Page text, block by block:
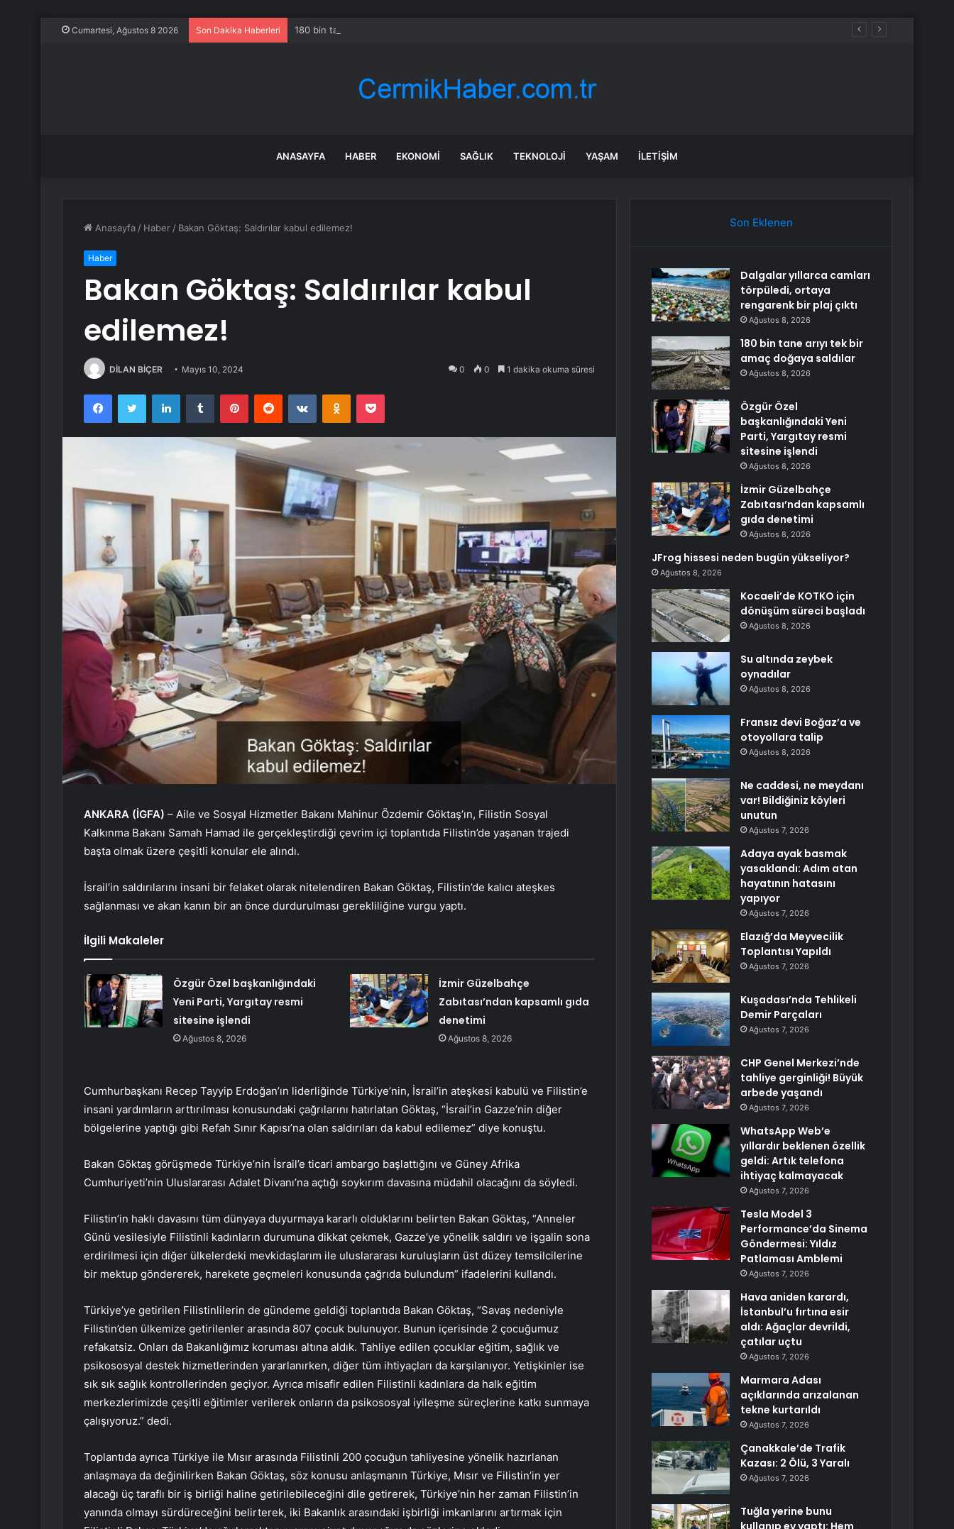
Cumartesi, Ağustos 8 2026 Son Dakika Haberleri 180 bin tane arıyı tek bir amaç doğaya saldılar
ANASAYFA HABER EKONOMI SAĞLIK TEKNOLOJI YAŞAM İLETIŞIM
Anasayfa / Haber / Bakan Göktaş: Saldırılar kabul edilemez!
Haber
Bakan Göktaş: Saldırılar kabul
edilemez!
DİLAN BİÇER Mayıs 10, 2024 0 0 1 dakika okuma süresi
FacebookTwitter LinkedInTumblr PinterestReddit VKontakteOdnoklassniki
Pocket
ANKARA (İGFA) – Aile ve Sosyal Hizmetler Bakanı Mahinur Özdemir Göktaş’ın, Filistin Sosyal
Kalkınma Bakanı Samah Hamad ile gerçekleştirdiği çevrim içi toplantıda Filistin’de yaşanan trajedi
başta olmak üzere çeşitli konular ele alındı.
İsrail’in saldırılarını insani bir felaket olarak nitelendiren Bakan Göktaş, Filistin’de kalıcı ateşkes
sağlanması ve akan kanın bir an önce durdurulması gerekliliğine vurgu yaptı.
İlgili Makaleler
Özgür Özel başkanlığındaki
Yeni Parti, Yargıtay resmi
sitesine işlendi
Ağustos 8, 2026
İzmir Güzelbahçe
Zabıtası’ndan kapsamlı gıda
denetimi
Ağustos 8, 2026
Cumhurbaşkanı Recep Tayyip Erdoğan’ın liderliğinde Türkiye’nin, İsrail’in ateşkesi kabulü ve Filistin’e
insani yardımların arttırılması konusundaki çağrılarını hatırlatan Göktaş, “İsrail’in Gazze’nin diğer
bölgelerine yaptığı gibi Refah Sınır Kapısı’na olan saldırıları da kabul edilemez” diye konuştu.
Bakan Göktaş görüşmede Türkiye’nin İsrail’e ticari ambargo başlattığını ve Güney Afrika
Cumhuriyeti’nin Uluslararası Adalet Divanı’na açtığı soykırım davasına müdahil olacağını da söyledi.
Filistin’in haklı davasını tüm dünyaya duyurmaya kararlı olduklarını belirten Bakan Göktaş, “Anneler
Günü vesilesiyle Filistinli kadınların durumuna dikkat çekmek, Gazze’ye yönelik saldırı ve işgalin sona
erdirilmesi için diğer ülkelerdeki mevkidaşlarım ile uluslararası kuruluşların üst düzey temsilcilerine
bir mektup göndererek, harekete geçmeleri konusunda çağrıda bulundum” ifadelerini kullandı.
Türkiye’ye getirilen Filistinlilerin de gündeme geldiği toplantıda Bakan Göktaş, “Savaş nedeniyle
Filistin’den ülkemize getirilenler arasında 807 çocuk bulunuyor. Bunun içerisinde 2 çocuğumuz
refakatsiz. Onları da Bakanlığımız koruması altına aldık. Tahliye edilen çocuklar eğitim, sağlık ve
psikososyal destek hizmetlerinden yararlanırken, diğer tüm ihtiyaçları da karşılanıyor. Yetişkinler ise
sık sık sağlık kontrollerinden geçiyor. Ayrıca misafir edilen Filistinli kadınlara da halk eğitim
merkezlerimizde çeşitli eğitimler verilerek onların da psikososyal iyileşme süreçlerine katkı sunmaya
çalışıyoruz.” dedi.
Toplantıda ayrıca Türkiye ile Mısır arasında Filistinli 200 çocuğun tahliyesine yönelik hazırlanan
anlaşmaya da değinilirken Bakan Göktaş, söz konusu anlaşmanın Türkiye, Mısır ve Filistin’in yer
alacağı üç taraflı bir iş birliği haline getirilebileceğini dile getirerek, Türkiye’nin her zaman Filistin’in
yanında olmayı sürdüreceğini belirterek, iki Bakanlık arasındaki işbirliği imkanlarını artırmak için
Son Eklenen
Dalgalar yıllarca camları
törpüledi, ortaya
rengarenk bir plaj çıktı
Ağustos 8, 2026
180 bin tane arıyı tek bir
amaç doğaya saldılar
Ağustos 8, 2026
Özgür Özel
başkanlığındaki Yeni
Parti, Yargıtay resmi
sitesine işlendi
Ağustos 8, 2026
İzmir Güzelbahçe
Zabıtası’ndan kapsamlı
gıda denetimi
Ağustos 8, 2026
JFrog hissesi neden bugün yükseliyor?
Ağustos 8, 2026
Kocaeli’de KOTKO için
dönüşüm süreci başladı
Ağustos 8, 2026
Su altında zeybek
oynadılar
Ağustos 8, 2026
Fransız devi Boğaz’a ve
otoyollara talip
Ağustos 8, 2026
Ne caddesi, ne meydanı
var! Bildiğiniz köyleri
unutun
Ağustos 7, 2026
Adaya ayak basmak
yasaklandı: Adım atan
hayatının hatasını
yapıyor
Ağustos 7, 2026
Elazığ’da Meyvecilik
Toplantısı Yapıldı
Ağustos 7, 2026
Kuşadası’nda Tehlikeli
Demir Parçaları
Ağustos 7, 2026
CHP Genel Merkezi’nde
tahliye gerginliği! Büyük
arbede yaşandı
Ağustos 7, 2026
WhatsApp Web’e
yıllardır beklenen özellik
geldi: Artık telefona
ihtiyaç kalmayacak
Ağustos 7, 2026
Tesla Model 3
Performance’da Sinema
Göndermesi: Yıldız
Patlaması Amblemi
Ağustos 7, 2026
Hava aniden karardı,
İstanbul’u fırtına esir
aldı: Ağaçlar devrildi,
çatılar uçtu
Ağustos 7, 2026
Marmara Adası
açıklarında arızalanan
tekne kurtarıldı
Ağustos 7, 2026
Çanakkale’de Trafik
Kazası: 2 Ölü, 3 Yaralı
Ağustos 7, 2026
Tuğla yerine bunu
kullanıp ev yaptı: Hem